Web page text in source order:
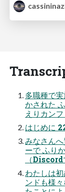
多職種で
かされた
えりカン
はじめに
みなさん
ーで ふり
（
わたしは
ンドも様